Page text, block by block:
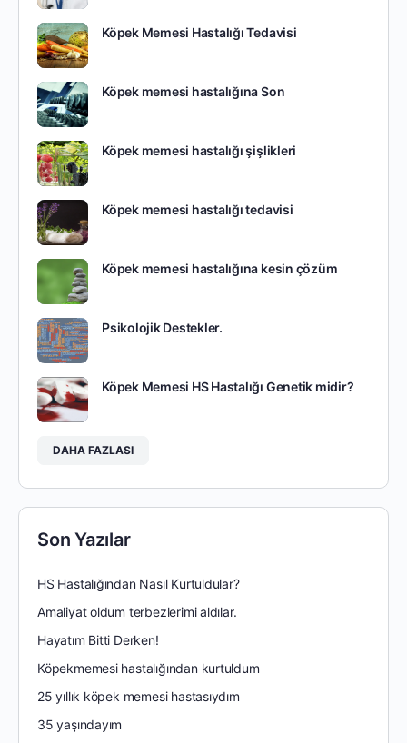
Köpek Memesi Hastalığı Tedavisi
Köpek memesi hastalığına Son
Köpek memesi hastalığı şişlikleri
Köpek memesi hastalığı tedavisi
Köpek memesi hastalığına kesin çözüm
Psikolojik Destekler.
Köpek Memesi HS Hastalığı Genetik midir?
DAHA FAZLASI
Son Yazılar
HS Hastalığından Nasıl Kurtuldular?
Amaliyat oldum terbezlerimi aldılar.
Hayatım Bitti Derken!
Köpekmemesi hastalığından kurtuldum
25 yıllık köpek memesi hastasıydım
35 yaşındayım